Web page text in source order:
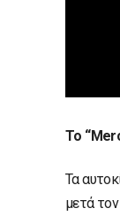
Το
Τα
μετά